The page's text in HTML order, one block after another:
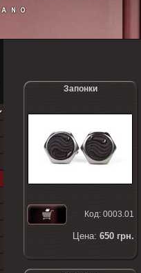
Запонки
Код: 0003.01
Цена: 650 грн.